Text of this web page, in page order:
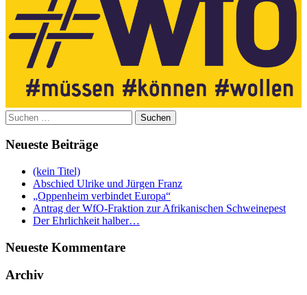
Suchen
nach:
Neueste Beiträge
(kein Titel)
Abschied Ulrike und Jürgen Franz
„Oppenheim verbindet Europa“
Antrag der WfO-Fraktion zur Afrikanischen Schweinepest
Der Ehrlichkeit halber…
Neueste Kommentare
Archiv